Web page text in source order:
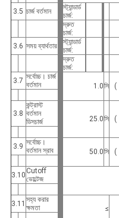
3.5 চার্জ বর্তমান
স্ট্যান্ডার্ড
চার্জ:
দ্রুত
চার্জ:
3.6 সময় ব্যার্থতার
স্ট্যান্ডার্ড
চার্জ:
দ্রুত
চার্জ:
3.7 সর্বোচ্চ। চার্জ
বর্তমান
1.0সি (
3.8
কন্ট্রাস্ট
বর্তমান
ডিসচার্জ
25.0সি (
3.9 সর্বোচ্চ।
বর্তমান স্রাব
50.0সি (
3.10 Cutoff
ভোল্টেজ
3.11 সহ্য করার
ক্ষমতা
≤